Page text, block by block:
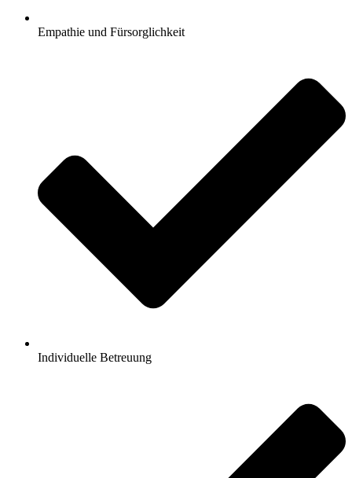
Empathie und Fürsorglichkeit
Individuelle Betreuung